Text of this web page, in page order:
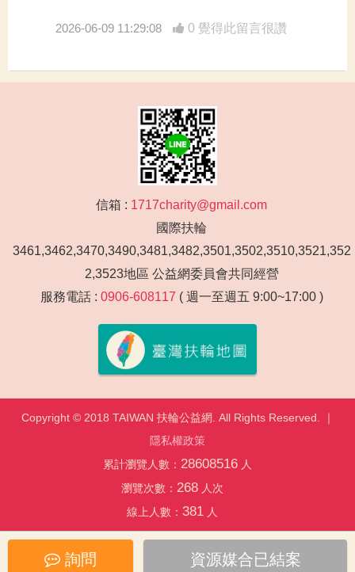
詢問 資源媒合已結案
2026-06-09 11:29:08 0 覺得此留言很讚
信箱 : 1717charity@gmail.com
國際扶輪
3461,3462,3470,3490,3481,3482,3501,3502,3510,3521,352
2,3523地區 公益網委員會共同經營
服務電話 : 0906-608117 ( 週一至週五 9:00~17:00 )
Copyright © 2018 TAIWAN 扶輪公益網. All Rights Reserved. ｜
隱私權政策
累計瀏覽人數： 28608516 人
瀏覽次數： 268人次
線上人數： 381人